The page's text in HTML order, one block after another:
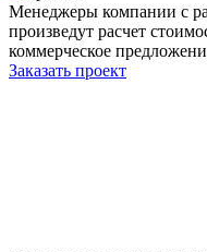
Менеджеры компании с
произведут расчет
коммерческое
Заказать проект